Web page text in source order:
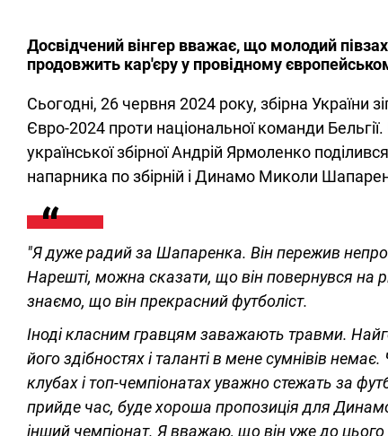
Досвідчений вінгер вважає, що молодий
продовжить кар'єру у провідному
Сьогодні, 26 червня 2024 року, збірна України
Євро-2024 проти національної команди
української збірної Андрій Ярмоленко
напарника по збірній і Динамо Миколи
"Я дуже радий за Шапаренка. Він пережив
Нарешті, можна сказати, що він повернувся на
знаємо, що він прекрасний футболіст.
Іноді класним гравцям заважають травми.
його здібностях і таланті в мене сумнівів
клубах і топ-чемпіонатах уважно стежать за
прийде час, буде хороша пропозиція для
інший чемпіонат. Я вважаю, що він уже до